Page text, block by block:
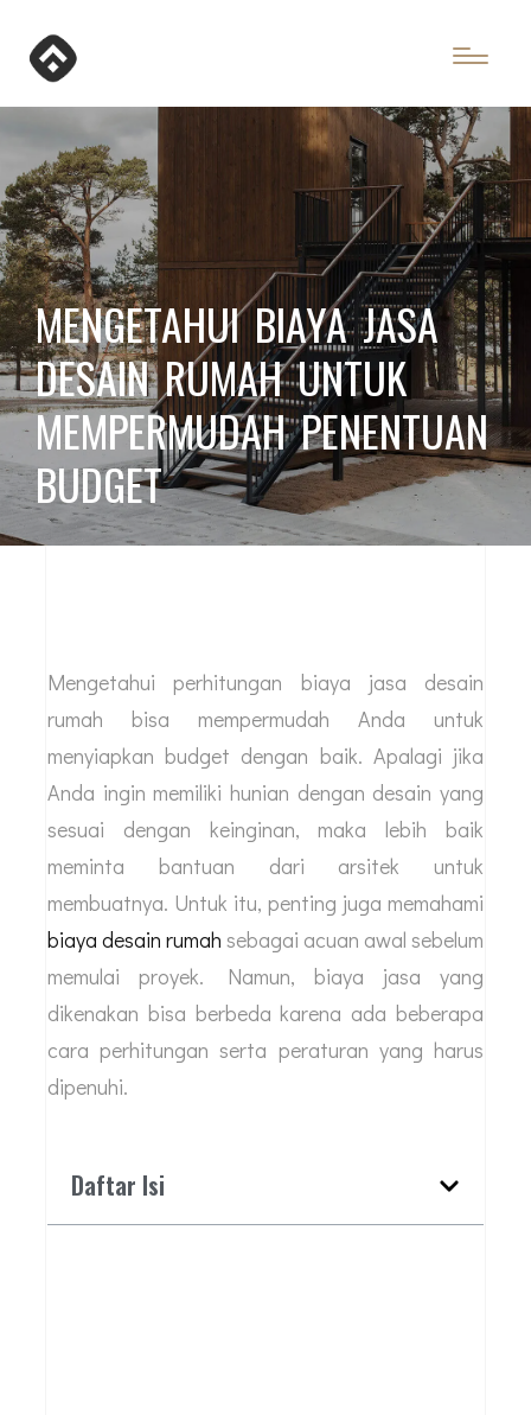
MENGETAHUI BIAYA JASA
DESAIN RUMAH UNTUK
MEMPERMUDAH PENENTUAN
BUDGET
Mengetahui perhitungan biaya jasa desain
rumah bisa mempermudah Anda untuk
menyiapkan budget dengan baik. Apalagi jika
Anda ingin memiliki hunian dengan desain yang
sesuai dengan keinginan, maka lebih baik
meminta bantuan dari arsitek untuk
membuatnya. Untuk itu, penting juga memahami
biaya desain rumah sebagai acuan awal sebelum
memulai proyek. Namun, biaya jasa yang
dikenakan bisa berbeda karena ada beberapa
cara perhitungan serta peraturan yang harus
dipenuhi.
Daftar Isi